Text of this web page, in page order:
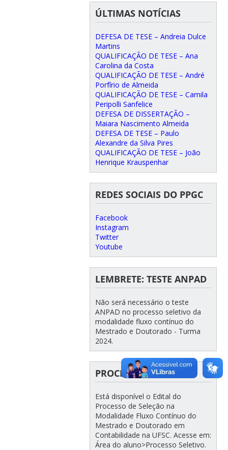
ÚLTIMAS NOTÍCIAS
DEFESA DE TESE – Andreia Dulce
Martins
QUALIFICAÇÃO DE TESE – Ana
Carolina da Costa
QUALIFICAÇÃO DE TESE – André
Porfírio de Almeida
QUALIFICAÇÃO DE TESE – Camila
Peripolli Sanfelice
DEFESA DE DISSERTAÇÃO –
Maiara Nascimento Almeida
DEFESA DE TESE – Paulo
Alexandre da Silva Pires
QUALIFICAÇÃO DE TESE – João
Henrique Krauspenhar
REDES SOCIAIS DO PPGC
Facebook
Instagram
Twitter
Youtube
LEMBRETE: TESTE ANPAD
Não será necessário o teste
ANPAD no processo seletivo da
modalidade fluxo contínuo do
Mestrado e Doutorado - Turma
2024.
PROCESSO SELETIVO
Está disponível o Edital do
Processo de Seleção na
Modalidade Fluxo Contínuo do
Mestrado e Doutorado em
Contabilidade na UFSC. Acesse em:
Área do aluno>Processo Seletivo.